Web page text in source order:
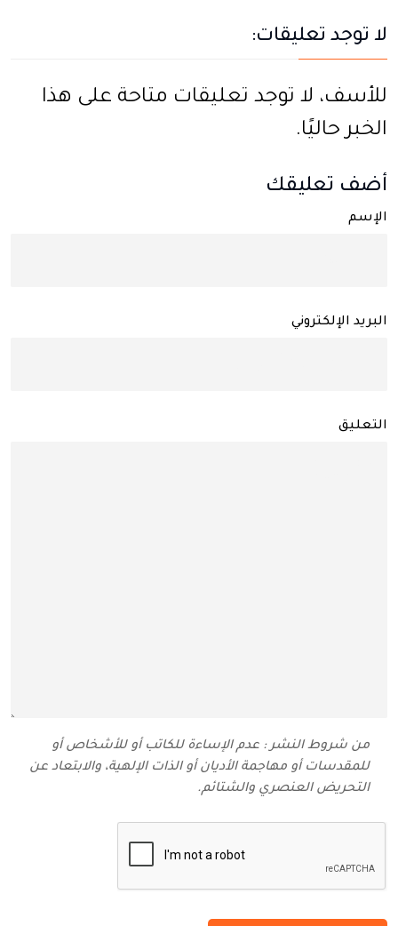
لا توجد تعليقات:
للأسف، لا توجد تعليقات متاحة على هذا
الخبر حاليًا.
أضف تعليقك
الإسم
البريد الإلكتروني
التعليق
من شروط النشر : عدم الإساءة للكاتب أو للأشخاص أو
للمقدسات أو مهاجمة الأديان أو الذات الإلهية، والابتعاد عن
التحريض العنصري والشتائم‬.